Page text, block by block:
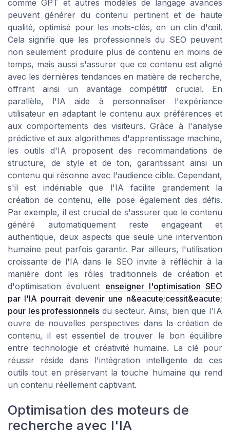
comme GPT et autres modèles de langage avancés
peuvent générer du contenu pertinent et de haute
qualité, optimisé pour les mots-clés, en un clin d'œil.
Cela signifie que les professionnels du SEO peuvent
non seulement produire plus de contenu en moins de
temps, mais aussi s'assurer que ce contenu est aligné
avec les dernières tendances en matière de recherche,
offrant ainsi un avantage compétitif crucial. En
parallèle, l'IA aide à personnaliser l'expérience
utilisateur en adaptant le contenu aux préférences et
aux comportements des visiteurs. Grâce à l'analyse
prédictive et aux algorithmes d'apprentissage machine,
les outils d'IA proposent des recommandations de
structure, de style et de ton, garantissant ainsi un
contenu qui résonne avec l'audience cible. Cependant,
s'il est indéniable que l'IA facilite grandement la
création de contenu, elle pose également des défis.
Par exemple, il est crucial de s'assurer que le contenu
généré automatiquement reste engageant et
authentique, deux aspects que seule une intervention
humaine peut parfois garantir. Par ailleurs, l'utilisation
croissante de l'IA dans le SEO invite à réfléchir à la
manière dont les rôles traditionnels de création et
d'optimisation évoluent enseigner l'optimisation SEO
par l'IA pourrait devenir une n&eacute;cessit&eacute;
pour les professionnels du secteur. Ainsi, bien que l'IA
ouvre de nouvelles perspectives dans la création de
contenu, il est essentiel de trouver le bon équilibre
entre technologie et créativité humaine. La clé pour
réussir réside dans l'intégration intelligente de ces
outils tout en préservant la touche humaine qui rend
un contenu réellement captivant.
Optimisation des moteurs de
recherche avec l'IA